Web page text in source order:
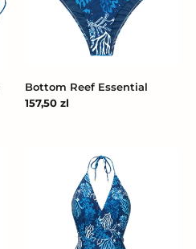
Essential
Bottom Reef Essential
Cena
157,50 zl
Transpassado